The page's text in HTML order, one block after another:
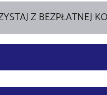
Z BEZPŁATNEJ